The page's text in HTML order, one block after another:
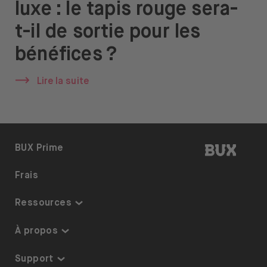
À propos de nous
Emplois
Presse
FR
luxe : le tapis rouge sera-
t-il de sortie pour les
bénéfices ?
Lire la suite
BUX |
BUX Prime
Frais
Ressources
Centre de connaissances
À propos
Sécurité et garanties
Support